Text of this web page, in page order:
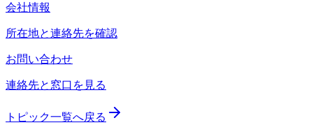
会社情報
所在地と連絡先を確認
お問い合わせ
連絡先と窓口を見る
トピック一覧へ戻る